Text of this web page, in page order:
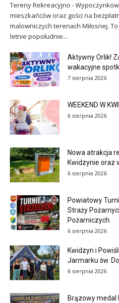
Tereny Rekreacyjno -
mieszkańców oraz gości na
malowniczych terenach Miłosnej.
letnie popołudnie...
Aktywny Orlik!
wakacyjne
7 sierpnia 2026
WEEKEND W
6 sierpnia 2026
Nowa atrakcja
Kwidzynie oraz
6 sierpnia 2026
Powiatowy
Straży
Pożarniczych.
6 sierpnia 2026
Kwidzyn i
Jarmarku św.
6 sierpnia 2026
Brązowy medal